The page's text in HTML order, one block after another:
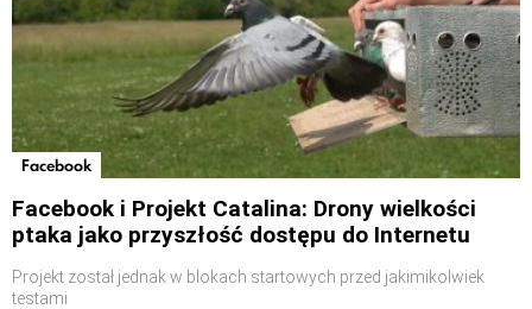
Facebook
Facebook i Projekt Catalina: Drony wielkości
ptaka jako przyszłość dostępu do Internetu
Projekt został jednak w blokach startowych przed jakimikolwiek
testami